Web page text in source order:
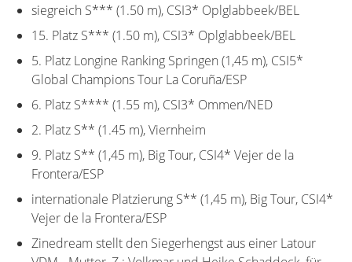
siegreich S*** (1.50 m), CSI3* Oplglabbeek/BEL
15. Platz S*** (1.50 m), CSI3* Oplglabbeek/BEL
5. Platz Longine Ranking Springen (1,45 m), CSI5*
Global Champions Tour La Coruña/ESP
6. Platz S**** (1.55 m), CSI3* Ommen/NED
2. Platz S** (1.45 m), Viernheim
9. Platz S** (1,45 m), Big Tour, CSI4* Vejer de la
Frontera/ESP
internationale Platzierung S** (1,45 m), Big Tour, CSI4*
Vejer de la Frontera/ESP
Zinedream stellt den Siegerhengst aus einer Latour